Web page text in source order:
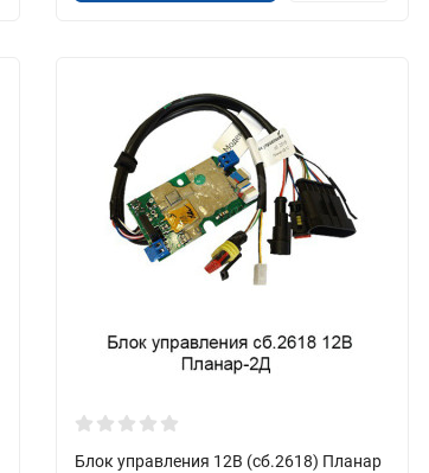
Блок управления 12В (сб.2618) Планар